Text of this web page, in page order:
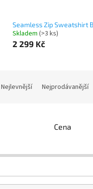
Seamless Zip Sweatshirt
Skladem (>3 ks)
2 299 Kč
Nejlevnější Nejprodávanější
Cena